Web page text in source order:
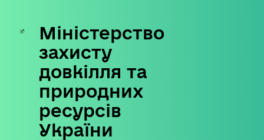
Skip
content
Міністерство
захисту
довкілля та
природних
ресурсів
України